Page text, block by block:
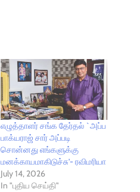
எழுத்தாளர் சங்க தேர்தல் `அப்ப
பாக்யராஜ் சார் அப்படி
சொன்னது எங்களுக்கு
மனக்காயமாகிடுச்சு’- ரவிமரியா
July 14, 2026
In "புதிய செய்தி"